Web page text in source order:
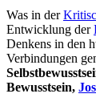
Was in der
Entwicklung der
Denkens in den
Verbindungen
Bewusstsein,